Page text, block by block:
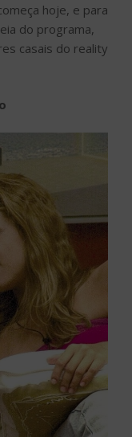
hoje, e para
do programa,
casais do reality